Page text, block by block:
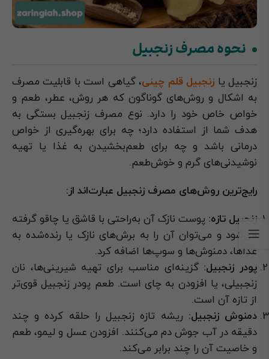
نحوه مصرف زنجبیل
زنجبیل یا زنجبیل قلم چینی، گیاهی است با قابلیت مصرف
به اشکال و روش‌های گوناگون که هر روش، عطر، طعم و
خواص خاص خود را دارد. نوع مصرف زنجبیل بستگی به
هدف شما از استفاده دارد؛ چه برای بهره‌گیری از خواص
درمانی باشد و چه برای طعم‌بخشیدن به غذا یا تهیه
نوشیدنی‌های گرم و خوش‌طعم.
رایج‌ترین روش‌های مصرف زنجبیل عبارت‌اند از:
زنجبیل تازه: پوست نازک آن به‌راحتی با قاشق یا چاقو گرفته
می‌شود و می‌توان آن را به برش‌های نازک یا رنده‌شده به
غذاها، دمنوش‌ها و سوپ‌ها اضافه کرد.
پودر زنجبیل: گزینه‌ای مناسب برای تهیه شیرینی‌ها، نان
زنجبیلی، یا افزودن به چای است. طعم پودر زنجبیل قوی‌تر
از تازه آن است.
دمنوش زنجبیل: ریشه تازه زنجبیل را حلقه کرده و چند
دقیقه در آب جوش دم می‌کنند. افزودن عسل و لیمو، طعم
و خاصیت آن را چند برابر می‌کند.